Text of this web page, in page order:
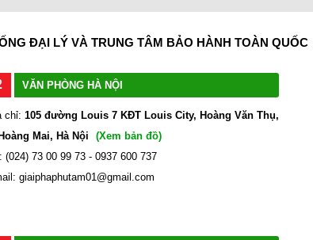
ĐẠI LÝ VÀ TRUNG TÂM BẢO HÀNH TOÀN QUỐC
VĂN PHÒNG HÀ NỘI
chỉ: 105 đường Louis 7 KĐT Louis City, Hoàng Văn Thụ,
Mai, Hà Nội
(Xem bản đồ)
(024) 73 00 99 73 - 0937 600 737
giaiphaphutam01@gmail.com